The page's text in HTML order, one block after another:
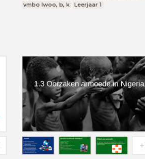
vmbo lwoo, b, k
Leerjaar 1